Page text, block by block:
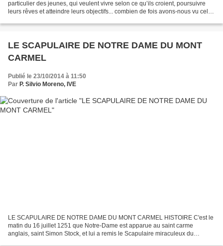
particulier des jeunes, qui veulent vivre selon ce qu’ils croient, poursuivre
leurs rêves et atteindre leurs objectifs... combien de fois avons-nous vu cela
LE SCAPULAIRE DE NOTRE DAME DU MONT
CARMEL
Publié le 23/10/2014 à 11:50
Par P. Silvio Moreno, IVE
LE SCAPULAIRE DE NOTRE DAME DU MONT CARMEL HISTOIRE C'est le
matin du 16 juillet 1251 que Notre-Dame est apparue au saint carme
anglais, saint Simon Stock, et lui a remis le Scapulaire miraculeux du